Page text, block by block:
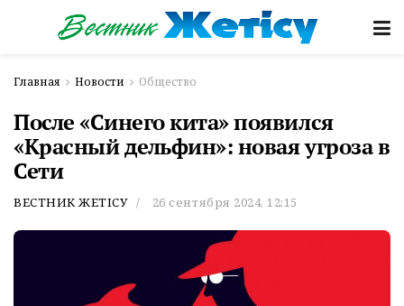
Главная Новости Общество
После «Синего кита» появился
«Красный дельфин»: новая угроза в
Сети
ВЕСТНИК ЖЕТІСУ 26 сентября 2024, 12:15